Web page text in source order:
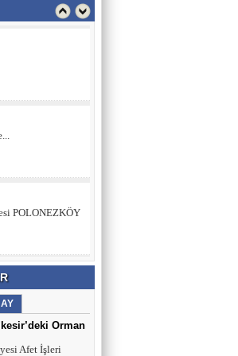
POLONEZKÖY
Emekliye Sabır
Orman
Afet İşleri